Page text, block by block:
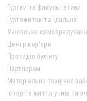
Гуртки та факультативи
Гуртожиток та їдальня
Учнівське
Центр кар’єри
Протидія булінгу
Партнерам
Матеріально-технічне
Історії з життя учнів та